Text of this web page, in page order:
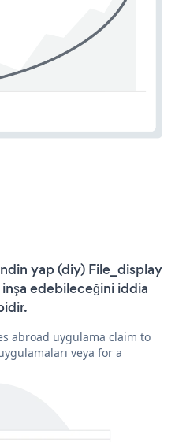
yap (diy) File_display
edebileceğini iddia
abroad uygulama claim to
veya for a